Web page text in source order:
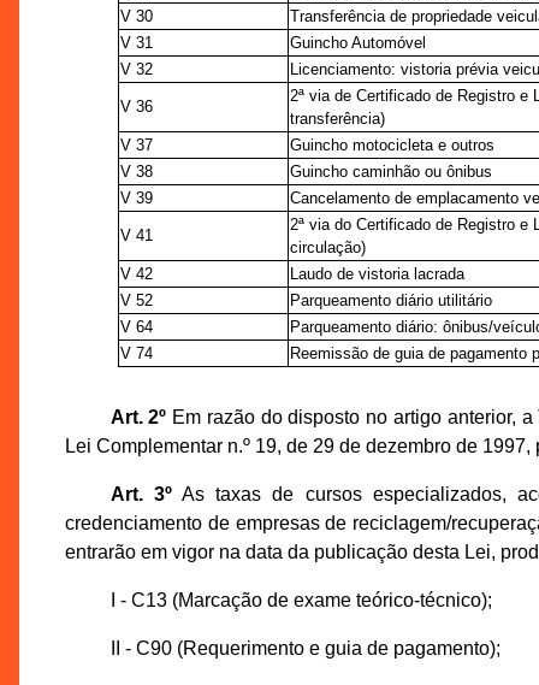
V 30
Transferência de propriedade
V 31
Guincho Automóvel
V 32
Licenciamento: vistoria prévia
V 36
2ª via de Certificado de Registro e
transferência)
V 37
Guincho motocicleta e outros
V 38
Guincho caminhão ou ônibus
V 39
Cancelamento de emplacamento
V 41
2ª via do Certificado de Registro e
circulação)
V 42
Laudo de vistoria lacrada
V 52
Parqueamento diário utilitário
V 64
Parqueamento diário: ônibus/
V 74
Reemissão de guia de pagamento
Art. 2º Em razão do disposto no artigo anterior,
Lei Complementar n.º 19, de 29 de dezembro de
Art. 3ºAs taxas de cursos especializados,
credenciamento de empresas de reciclagem/
entrarão em vigor na data da publicação desta Lei,
I - C13 (Marcação de exame teórico-técnico);
II - C90 (Requerimento e guia de pagamento);